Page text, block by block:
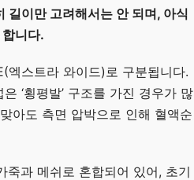
길이만 고려해서는 안 되며, 아식
니다.
엑스트라 와이드)로 구분됩니다.
‘횡평발’ 구조를 가진 경우가 많
아도 측면 압박으로 인해 혈액순
과 메쉬로 혼합되어 있어, 초기